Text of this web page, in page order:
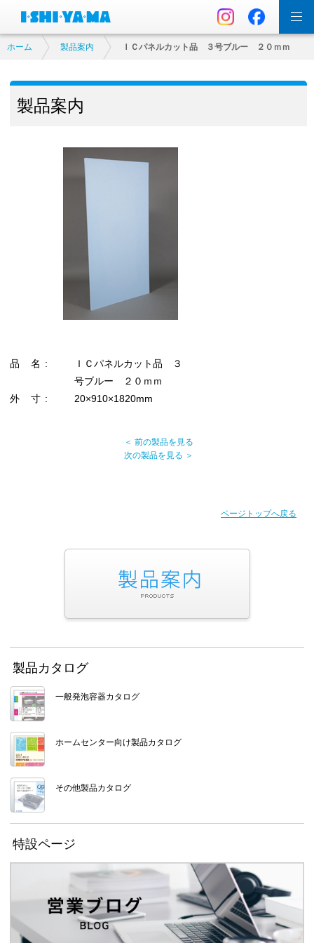
ホーム 製品案内 ＩＣパネルカット品 ３号ブルー ２０ｍｍ
製品案内
品 名 :
ＩＣパネルカット品 ３
号ブルー ２０ｍｍ
外 寸 :
20×910×1820mm
＜ 前の製品を見る
次の製品を見る ＞
ページトップへ戻る
製品カタログ
一般発泡容器カタログ
ホームセンター向け製品カタログ
その他製品カタログ
特設ページ